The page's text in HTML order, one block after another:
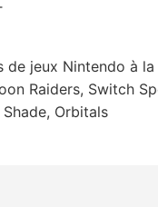
de jeux Nintendo à
Raiders, Switch
Orbitals